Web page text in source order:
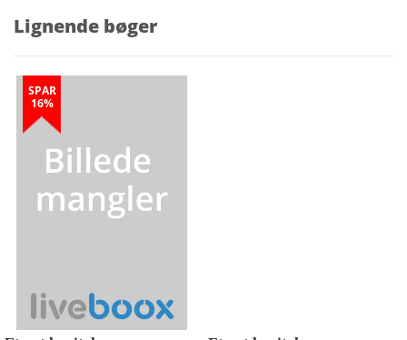
Lignende bøger
SPAR
16%